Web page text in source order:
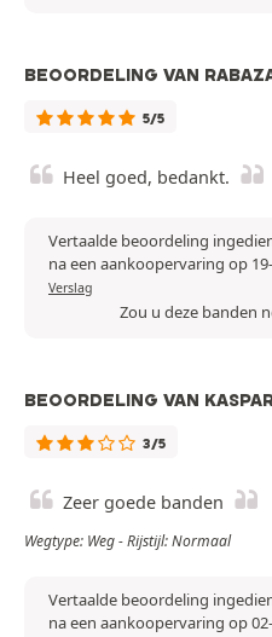
BEOORDELING VAN
5/5
Heel goed, bedankt.
Vertaalde beoordeling
na een aankoopervaring op
Verslag
Zou u deze banden
BEOORDELING VAN
3/5
Zeer goede banden
Wegtype: Weg - Rijstijl: Normaal
Vertaalde beoordeling
na een aankoopervaring op